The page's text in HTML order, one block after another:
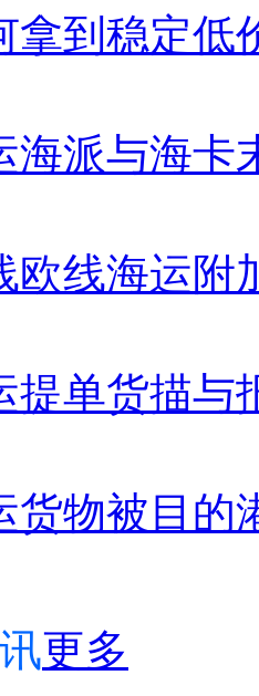
拿到稳定低
海派与海卡
欧线海运附
提单货描与
货物被目的
更多